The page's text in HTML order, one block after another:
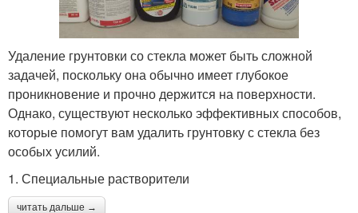
Удаление грунтовки со стекла может быть сложной
задачей, поскольку она обычно имеет глубокое
проникновение и прочно держится на поверхности.
Однако, существуют несколько эффективных способов,
которые помогут вам удалить грунтовку с стекла без
особых усилий.
1. Специальные растворители
читать дальше →